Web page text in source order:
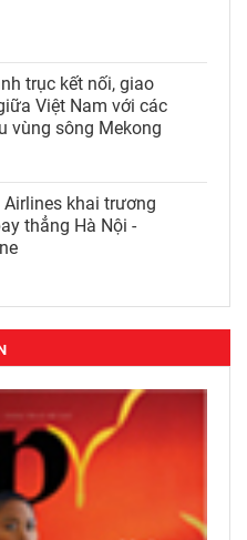
trục kết nối, giao
Việt Nam với các
vùng sông Mekong
khai trương
thẳng Hà Nội -